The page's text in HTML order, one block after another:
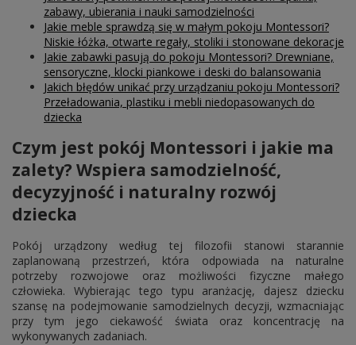
zabawy, ubierania i nauki samodzielności
Jakie meble sprawdzą się w małym pokoju Montessori?
Niskie łóżka, otwarte regały, stoliki i stonowane dekoracje
Jakie zabawki pasują do pokoju Montessori? Drewniane,
sensoryczne, klocki piankowe i deski do balansowania
Jakich błędów unikać przy urządzaniu pokoju Montessori?
Przeładowania, plastiku i mebli niedopasowanych do
dziecka
Czym jest pokój Montessori i jakie ma
zalety? Wspiera samodzielność,
decyzyjność i naturalny rozwój
dziecka
Pokój urządzony według tej filozofii stanowi starannie
zaplanowaną przestrzeń, która odpowiada na naturalne
potrzeby rozwojowe oraz możliwości fizyczne małego
człowieka. Wybierając tego typu aranżację, dajesz dziecku
szansę na podejmowanie samodzielnych decyzji, wzmacniając
przy tym jego ciekawość świata oraz koncentrację na
wykonywanych zadaniach.